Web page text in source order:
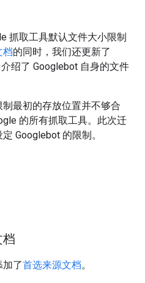
抓取工具默认文件大小限制
档的同时，我们还更新了
介绍了 Googlebot 自身的文件
制最初的存放位置并不够合
的所有抓取工具。此次迁
Googlebot 的限制。
加了首选来源文档。